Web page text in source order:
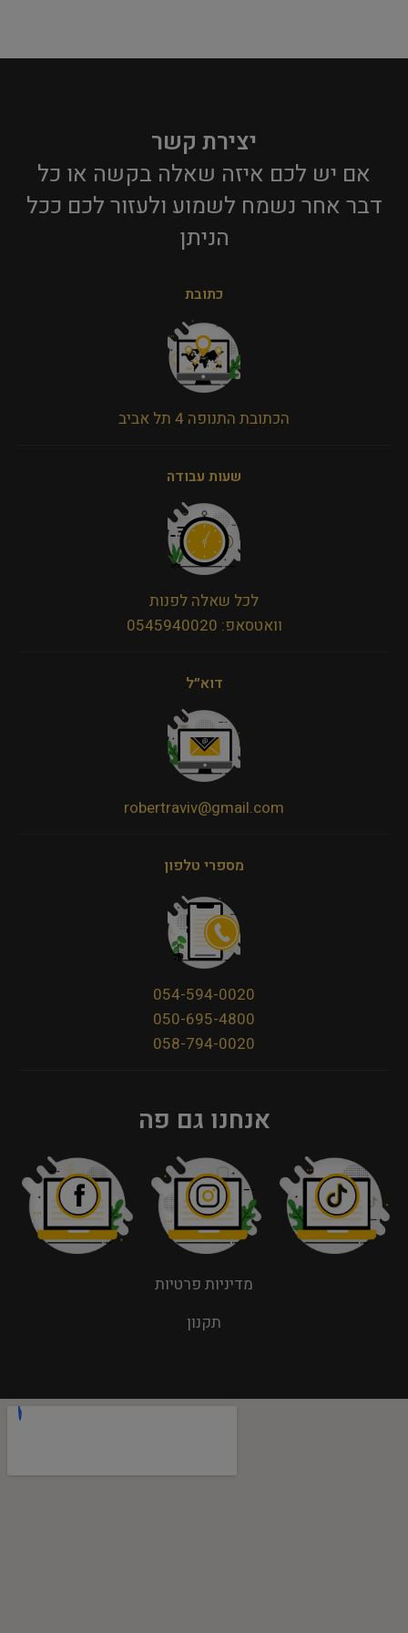
יצירת קשר
אם יש לכם איזה שאלה בקשה או כל
דבר אחר נשמח לשמוע ולעזור לכם ככל
הניתן​
כתובת
הכתובת התנופה 4 תל אביב
שעות עבודה
לכל שאלה לפנות
וואטסאפ: 0545940020
דוא״ל
robertraviv@gmail.com
מספרי טלפון
054-594-0020
050-695-4800
058-794-0020
אנחנו גם פה
מדיניות פרטיות
תקנון